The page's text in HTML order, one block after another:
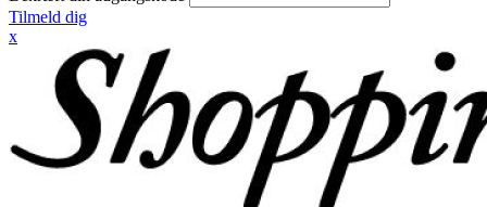
Tilmeld dig
x